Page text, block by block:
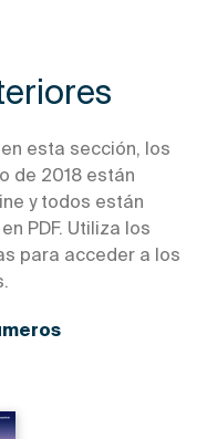
esta sección, los
de 2018 están
y todos están
PDF. Utiliza los
para acceder a los